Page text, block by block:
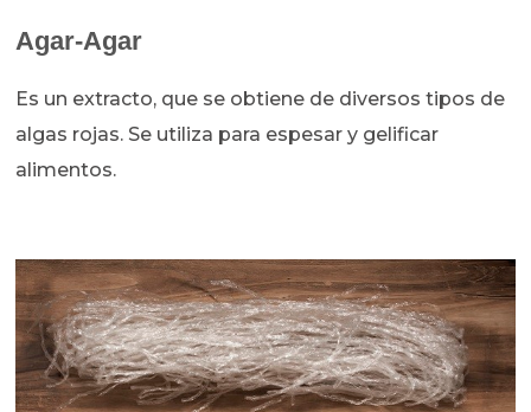
Agar-Agar
Es un extracto, que se obtiene de diversos tipos de
algas rojas. Se utiliza para espesar y gelificar
alimentos.